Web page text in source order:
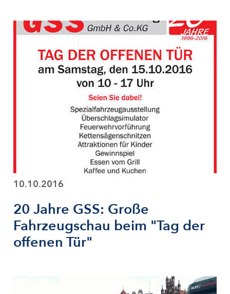
10.10.2016
20 Jahre GSS: Große
Fahrzeugschau beim "Tag der
offenen Tür"